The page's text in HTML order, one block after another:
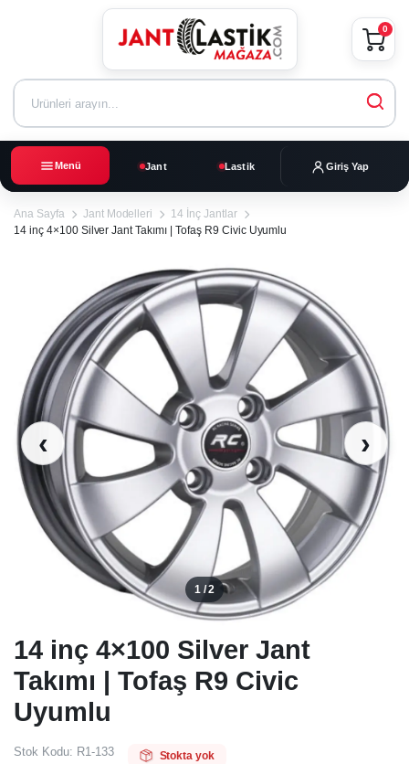
Menü Jant Lastik Giriş Yap
0
Ana Sayfa Jant Modelleri
14 İnç Jantlar
14 inç 4×100 Silver Jant Takımı | Tofaş R9 Civic Uyumlu
‹
1 / 2
›
14 inç 4×100 Silver Jant
Takımı | Tofaş R9 Civic
Uyumlu
Stok Kodu: R1-133 Stokta yok